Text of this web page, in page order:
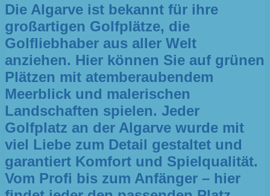
Die Algarve ist bekannt für ihre
großartigen Golfplätze, die
Golfliebhaber aus aller Welt
anziehen. Hier können Sie auf grünen
Plätzen mit atemberaubendem
Meerblick und malerischen
Landschaften spielen. Jeder
Golfplatz an der Algarve wurde mit
viel Liebe zum Detail gestaltet und
garantiert Komfort und Spielqualität.
Vom Profi bis zum Anfänger – hier